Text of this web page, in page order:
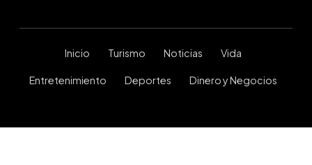
Inicio Turismo Noticias Vida
Entretenimiento Deportes Dinero y Negocios